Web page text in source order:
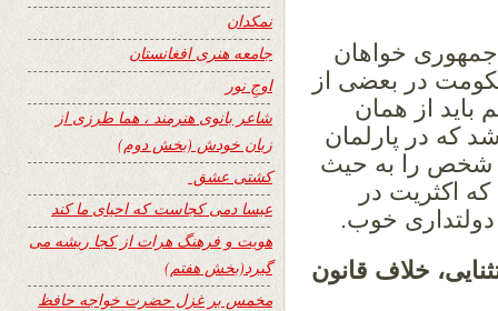
خواهان
در بعضی از
از همان
که در پارلمان
شخص را به حیث
اکثریت در
دولتداری خوب.
خلاف قانون
نمکدان
جامعه هنری افغانستان
اوجِ نور
شاعر بانوی هنرمند ، هما طرزی از
زبان خودش (بخش دوم)
کشتی عشق
عیسا دمی کجاست که احیای ما کند
هویت و فرهنگ هرات از کجا ریشه می
گیرد(بخش هفتم)
مخمس بر غزل حضرت خواجه حافظ